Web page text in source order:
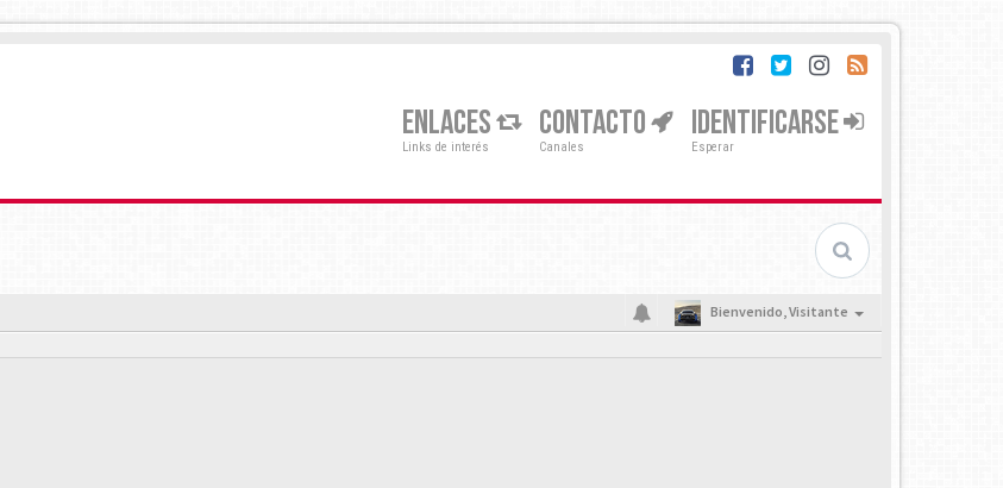
ENLACES
Links de interés
CONTACTO
Canales
IDENTIFICARSE
Esperar
Bienvenido,Visitante